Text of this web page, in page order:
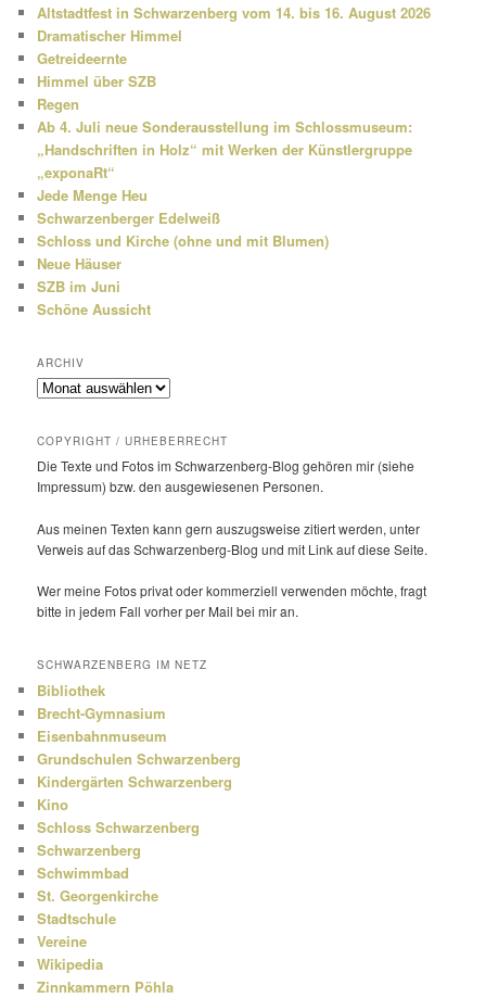
n
Altstadtfest in Schwarzenberg vom 14. bis 16. August 2026
Dramatischer Himmel
Getreideernte
Himmel über SZB
Regen
Ab 4. Juli neue Sonderausstellung im Schlossmuseum:
„Handschriften in Holz“ mit Werken der Künstlergruppe
„exponaRt“
Jede Menge Heu
Schwarzenberger Edelweiß
Schloss und Kirche (ohne und mit Blumen)
Neue Häuser
SZB im Juni
Schöne Aussicht
ARCHIV
Archiv
COPYRIGHT / URHEBERRECHT
Die Texte und Fotos im Schwarzenberg-Blog gehören mir (siehe
Impressum) bzw. den ausge­wie­senen Personen.
Aus meinen Texten kann gern auszugs­weise zitiert werden, unter
Verweis auf das Schwarzenberg-Blog und mit Link auf diese Seite.
Wer meine Fotos privat oder kommer­ziell verwenden möchte, fragt
bitte in jedem Fall vorher per Mail bei mir an.
SCHWARZENBERG IM NETZ
Bibliothek
Brecht-Gymnasium
Eisenbahnmuseum
Grundschulen Schwarzenberg
Kindergärten Schwarzenberg
Kino
Schloss Schwarzenberg
Schwarzenberg
Schwimmbad
St. Georgenkirche
Stadtschule
Vereine
Wikipedia
Zinnkammern Pöhla